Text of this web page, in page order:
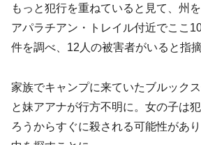
もっと犯行を重ねていると見て、州
アパラチアン・トレイル付近でここ
件を調べ、12人の被害者がいると指摘
家族でキャンプに来ていたブルック
と妹アアナが行方不明に。女の子は
ろうからすぐに殺される可能性があ